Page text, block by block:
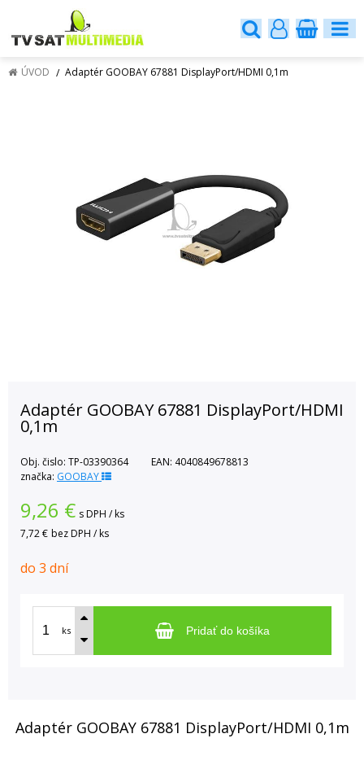
ÚVOD Adaptér GOOBAY 67881 DisplayPort/HDMI 0,1m
Adaptér GOOBAY 67881 DisplayPort/HDMI
0,1m
Obj. čislo: TP-03390364 EAN: 4040849678813
značka: GOOBAY
9,26 € s DPH / ks
7,72 € bez DPH / ks
do 3 dní
ks Pridať do košíka
Adaptér GOOBAY 67881 DisplayPort/HDMI 0,1m